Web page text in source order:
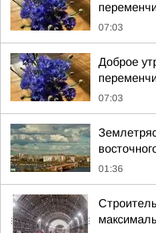
07:03
Доброе
07:03
01:36